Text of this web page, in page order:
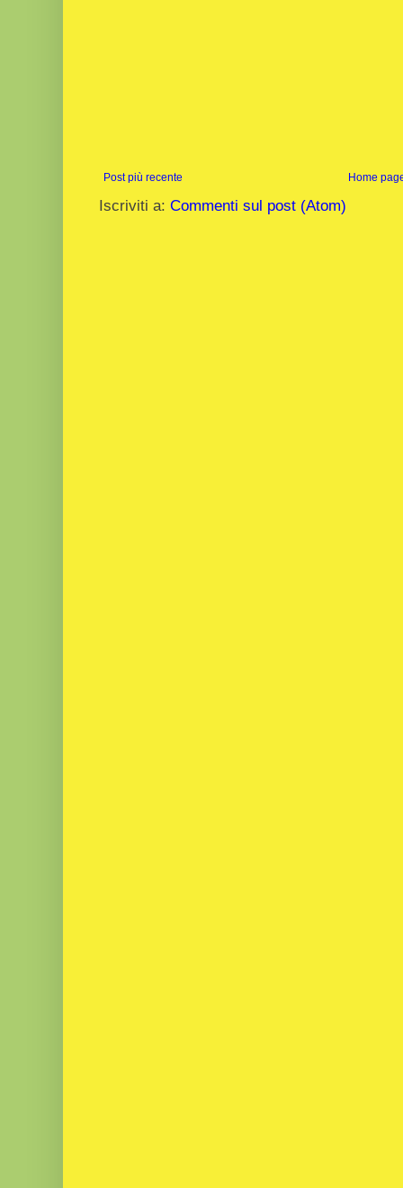
Post più recente Home
Iscriviti a: Commenti sul post (Atom)